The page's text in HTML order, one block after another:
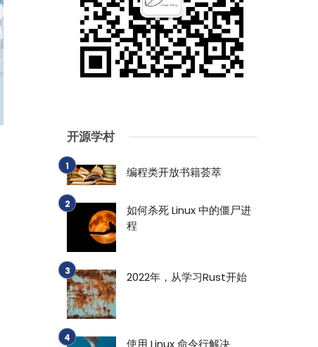
开源学村
编程类开放书籍荟萃
如何杀死 Linux 中的僵尸进
程
2022年，从学习Rust开始
使用 Linux 命令行解决